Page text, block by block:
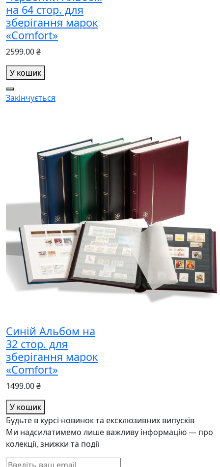
на 64 стор. для
зберігання марок
«Comfort»
2599.00 ₴
У кошик
Закінчується
Синій Альбом на
32 стор. для
зберігання марок
«Comfort»
1499.00 ₴
У кошик
Будьте в курсі новинок та ексклюзивних випусків
Ми надсилатимемо лише важливу інформацію — про
колекції, знижки та події